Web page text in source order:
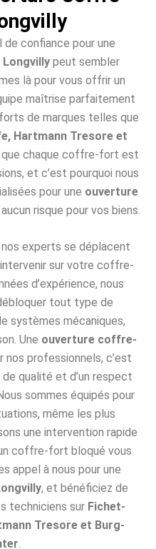
de confiance pour une
peut sembler
là pour vous offrir un
maîtrise parfaitement
de marques telles que
Hartmann Tresore et
que chaque coffre-fort est
et c’est pourquoi nous
pour une ouverture
risque pour vos biens.
experts se déplacent
sur votre coffre-
d’expérience, nous
tout type de
systèmes mécaniques,
Une ouverture coffre-
nos professionnels, c’est
de qualité et d’un respect
sommes équipés pour
même les plus
une intervention rapide
coffre-fort bloqué vous
appel à nous pour une
, et bénéficiez de
techniciens sur Fichet-
Tresore et Burg-
.